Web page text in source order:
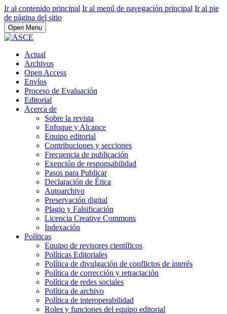
Ir al contenido principal Ir al menú de navegación principal Ir al pie
de página del sitio
Open Menu
Actual
Archivos
Open Access
Envíos
Proceso de Evaluación
Editorial
Acerca de
Sobre la revista
Enfoque y Alcance
Equipo editorial
Contribuciones y secciones
Frecuencia de publicación
Exención de responsabilidad
Pasos para Publicar
Declaración de Ética
Autoarchivo
Preservación digital
Plagio y Falsificación
Licencia Creative Commons
Indexación
Políticas
Equipo de revisores científicos
Políticas Editoriales
Política de divulgación de conflictos de interés
Política de corrección y retractación
Política de redes sociales
Política de archivo
Política de interoperabilidad
Roles y funciones del equipo editorial